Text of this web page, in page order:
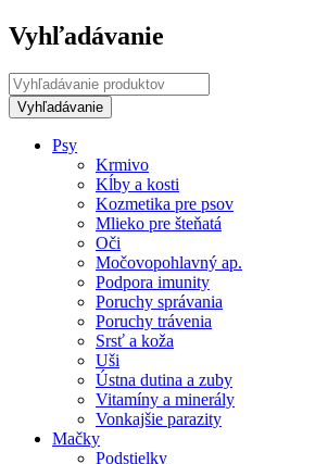
Vyhľadávanie
Psy
Krmivo
Kĺby a kosti
Kozmetika pre psov
Mlieko pre šteňatá
Oči
Močovopohlavný ap.
Podpora imunity
Poruchy správania
Poruchy trávenia
Srsť a koža
Uši
Ústna dutina a zuby
Vitamíny a minerály
Vonkajšie parazity
Mačky
Podstielky